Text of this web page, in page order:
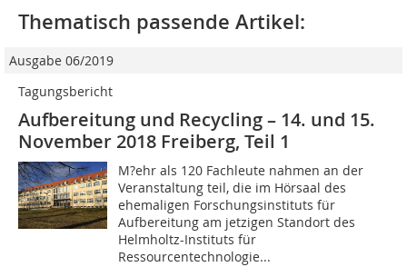
Thematisch passende Artikel:
Ausgabe 06/2019
Tagungsbericht
Aufbereitung und Recycling – 14. und 15.
November 2018 Freiberg, Teil 1
M?ehr als 120 Fachleute nahmen an der
Veranstaltung teil, die im Hörsaal des
ehemaligen Forschungsinstituts für
Aufbereitung am jetzigen Standort des
Helmholtz-Instituts für
Ressourcentechnologie...